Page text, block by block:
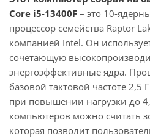
Core i5-13400F – это 10-
процессор семейства Raptor
компанией Intel. Он
сочетающую
энергоэффективные ядра.
базовой тактовой частоте 2,5
при повышении нагрузки до
компьютеров можно считать
которая позволит